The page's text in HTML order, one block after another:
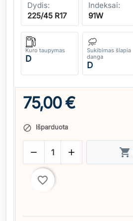
Dydis:
225/45 R17
Indeksai:
91W
Kuro taupymas
D
Sukibimas šlapia
danga
D
75,00 €
 Išparduota
  
favorite_border